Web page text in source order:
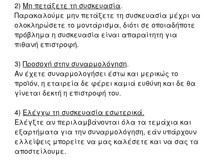
2) Μη πετάξετε τη συσκευασία.
Παρακαλούμε μην πετάξετε τη συσκευασία μέχρι να
ολοκληρώσετε το μοντάρισμα, διότι σε οποιαδήποτε
πρόβλημα η συσκευασία είναι απαραίτητη για
πιθανή επιστροφή.
3) Προσοχή στην συναρμολόγηση.
Αν έχετε συναρμολογήσει έστω και μερικώς το
προϊόν, η εταιρεία δε φέρει καμιά ευθύνη και δε θα
γίνεται δεκτή η επιστροφή του.
4) Ελέγχω τη συσκευασία εσωτερικά.
Ελέγξτε αν περιλαμβάνονται όλα τα τεμάχια και
εξαρτήματα για την συναρμολόγηση, εάν υπάρχουν
ελλείψεις μπορείτε να μας καλέσετε και να σας τα
αποστείλουμε.